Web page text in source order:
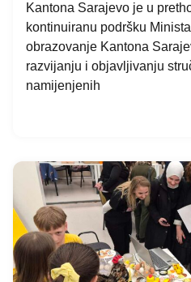
Kantona Sarajevo je u
kontinuiranu podršku
obrazovanje Kantona
razvijanju i objavljivanju
namijenjenih